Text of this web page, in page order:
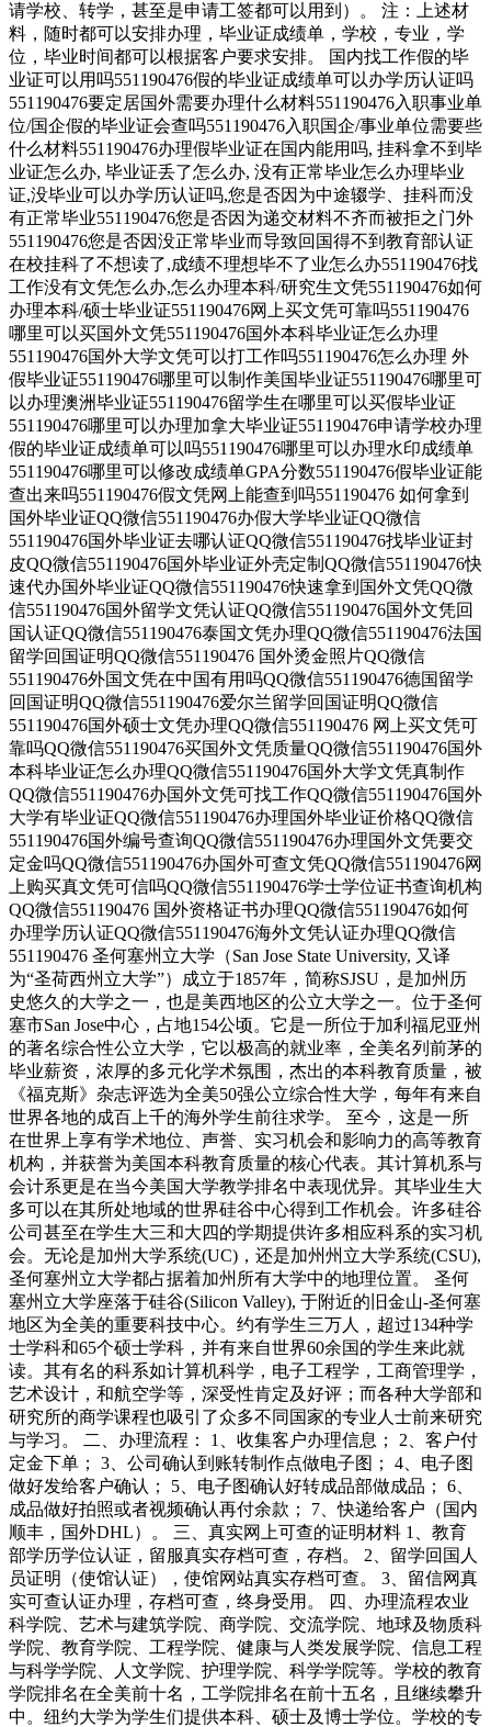
请学校、转学，甚至是申请工签都可以用到）。 注：上述材
料，随时都可以安排办理，毕业证成绩单，学校，专业，学
位，毕业时间都可以根据客户要求安排。 国内找工作假的毕
业证可以用吗551190476假的毕业证成绩单可以办学历认证吗
551190476要定居国外需要办理什么材料551190476入职事业单
位/国企假的毕业证会查吗551190476入职国企/事业单位需要些
什么材料551190476办理假毕业证在国内能用吗, 挂科拿不到毕
业证怎么办, 毕业证丢了怎么办, 没有正常毕业怎么办理毕业
证,没毕业可以办学历认证吗,您是否因为中途辍学、挂科而没
有正常毕业551190476您是否因为递交材料不齐而被拒之门外
551190476您是否因没正常毕业而导致回国得不到教育部认证
在校挂科了不想读了,成绩不理想毕不了业怎么办551190476找
工作没有文凭怎么办,怎么办理本科/研究生文凭551190476如何
办理本科/硕士毕业证551190476网上买文凭可靠吗551190476
哪里可以买国外文凭551190476国外本科毕业证怎么办理
551190476国外大学文凭可以打工作吗551190476怎么办理 外
假毕业证551190476哪里可以制作美国毕业证551190476哪里可
以办理澳洲毕业证551190476留学生在哪里可以买假毕业证
551190476哪里可以办理加拿大毕业证551190476申请学校办理
假的毕业证成绩单可以吗551190476哪里可以办理水印成绩单
551190476哪里可以修改成绩单GPA分数551190476假毕业证能
查出来吗551190476假文凭网上能查到吗551190476 如何拿到
国外毕业证QQ微信551190476办假大学毕业证QQ微信
551190476国外毕业证去哪认证QQ微信551190476找毕业证封
皮QQ微信551190476国外毕业证外壳定制QQ微信551190476快
速代办国外毕业证QQ微信551190476快速拿到国外文凭QQ微
信551190476国外留学文凭认证QQ微信551190476国外文凭回
国认证QQ微信551190476泰国文凭办理QQ微信551190476法国
留学回国证明QQ微信551190476 国外烫金照片QQ微信
551190476外国文凭在中国有用吗QQ微信551190476德国留学
回国证明QQ微信551190476爱尔兰留学回国证明QQ微信
551190476国外硕士文凭办理QQ微信551190476 网上买文凭可
靠吗QQ微信551190476买国外文凭质量QQ微信551190476国外
本科毕业证怎么办理QQ微信551190476国外大学文凭真制作
QQ微信551190476办国外文凭可找工作QQ微信551190476国外
大学有毕业证QQ微信551190476办理国外毕业证价格QQ微信
551190476国外编号查询QQ微信551190476办理国外文凭要交
定金吗QQ微信551190476办国外可查文凭QQ微信551190476网
上购买真文凭可信吗QQ微信551190476学士学位证书查询机构
QQ微信551190476 国外资格证书办理QQ微信551190476如何
办理学历认证QQ微信551190476海外文凭认证办理QQ微信
551190476 圣何塞州立大学（San Jose State University, 又译
为“圣荷西州立大学”）成立于1857年，简称SJSU，是加州历
史悠久的大学之一，也是美西地区的公立大学之一。位于圣何
塞市San Jose中心，占地154公顷。它是一所位于加利福尼亚州
的著名综合性公立大学，它以极高的就业率，全美名列前茅的
毕业薪资，浓厚的多元化学术氛围，杰出的本科教育质量，被
《福克斯》杂志评选为全美50强公立综合性大学，每年有来自
世界各地的成百上千的海外学生前往求学。 至今，这是一所
在世界上享有学术地位、声誉、实习机会和影响力的高等教育
机构，并获誉为美国本科教育质量的核心代表。其计算机系与
会计系更是在当今美国大学教学排名中表现优异。其毕业生大
多可以在其所处地域的世界硅谷中心得到工作机会。许多硅谷
公司甚至在学生大三和大四的学期提供许多相应科系的实习机
会。无论是加州大学系统(UC)，还是加州州立大学系统(CSU),
圣何塞州立大学都占据着加州所有大学中的地理位置。 圣何
塞州立大学座落于硅谷(Silicon Valley), 于附近的旧金山-圣何塞
地区为全美的重要科技中心。约有学生三万人，超过134种学
士学科和65个硕士学科，并有来自世界60余国的学生来此就
读。其有名的科系如计算机科学，电子工程学，工商管理学，
艺术设计，和航空学等，深受性肯定及好评；而各种大学部和
研究所的商学课程也吸引了众多不同国家的专业人士前来研究
与学习。 二、办理流程： 1、收集客户办理信息； 2、客户付
定金下单； 3、公司确认到账转制作点做电子图； 4、电子图
做好发给客户确认； 5、电子图确认好转成品部做成品； 6、
成品做好拍照或者视频确认再付余款； 7、快递给客户（国内
顺丰，国外DHL）。 三、真实网上可查的证明材料 1、教育
部学历学位认证，留服真实存档可查，存档。 2、留学回国人
员证明（使馆认证），使馆网站真实存档可查。 3、留信网真
实可查认证办理，存档可查，终身受用。 四、办理流程农业
科学院、艺术与建筑学院、商学院、交流学院、地球及物质科
学院、教育学院、工程学院、健康与人类发展学院、信息工程
与科学学院、人文学院、护理学院、科学学院等。学校的教育
学院排名在全美前十名，工学院排名在前十五名，且继续攀升
中。纽约大学为学生们提供本科、硕士及博士学位。学校的专